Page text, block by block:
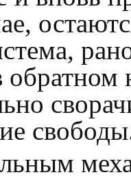
обратном